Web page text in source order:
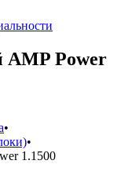
AMP Power
•
•
1.1500